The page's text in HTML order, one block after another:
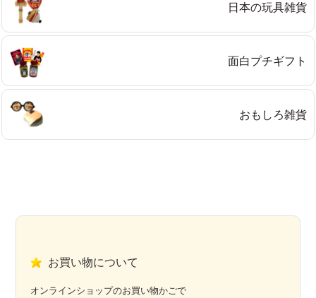
日本の玩具雑貨
面白プチギフト
おもしろ雑貨
お買い物について
オンラインショップのお買い物かごで